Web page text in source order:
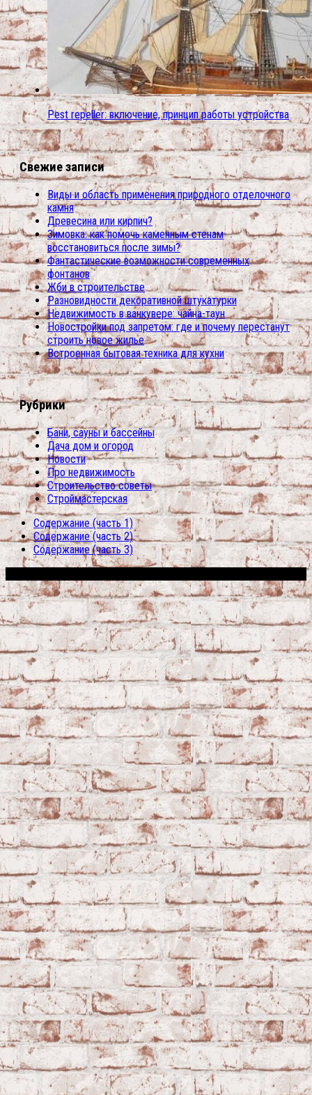
Pest repeller: включение, принцип работы устройства
Свежие записи
Виды и область применения природного отделочного
камня
Древесина или кирпич?
Зимовка: как помочь каменным стенам
восстановиться после зимы?
Фантастические возможности современных
фонтанов
Жби в строительстве
Разновидности декоративной штукатурки
Недвижимость в ванкувере: чайна-таун
Новостройки под запретом: где и почему перестанут
строить новое жилье
Встроенная бытовая техника для кухни
Рубрики
Бани, сауны и бассейны
Дача дом и огород
Новости
Про недвижимость
Строительство советы
Строймастерская
Содержание (часть 1)
Содержание (часть 2)
Содержание (часть 3)